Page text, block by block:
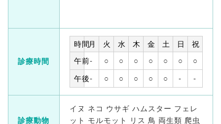
診療時間
時間月 火 水 木 金 土 日
祝
午前- ○ ○ ○ ○ ○ ○ ○
午後- ○ ○ ○ ○ ○ - -
診療動物
イヌ ネコ ウサギ ハムスター フェレ
ット モルモット リス 鳥 両生類 爬虫